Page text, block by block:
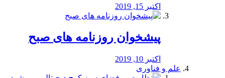
اکتبر 15, 2019
پیشخوان روزنامه های صبح
اکتبر 10, 2019
علم و فناوری